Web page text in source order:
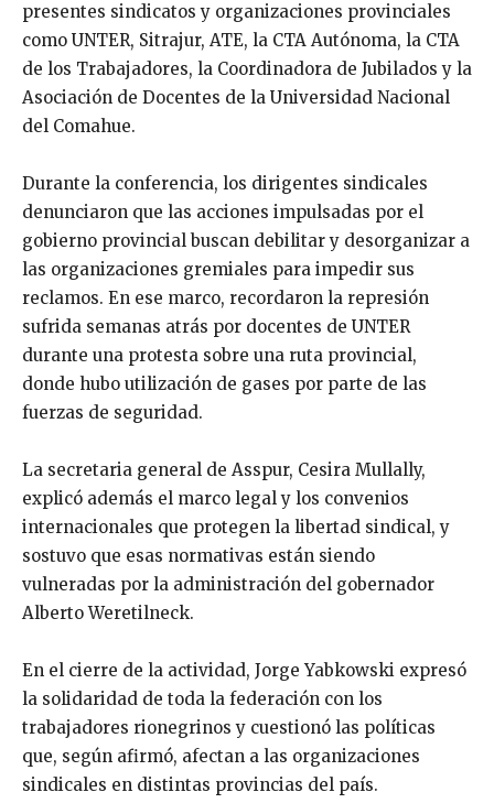
presentes sindicatos y organizaciones provinciales
como UNTER, Sitrajur, ATE, la CTA Autónoma, la CTA
de los Trabajadores, la Coordinadora de Jubilados y la
Asociación de Docentes de la Universidad Nacional
del Comahue.
Durante la conferencia, los dirigentes sindicales
denunciaron que las acciones impulsadas por el
gobierno provincial buscan debilitar y desorganizar a
las organizaciones gremiales para impedir sus
reclamos. En ese marco, recordaron la represión
sufrida semanas atrás por docentes de UNTER
durante una protesta sobre una ruta provincial,
donde hubo utilización de gases por parte de las
fuerzas de seguridad.
La secretaria general de Asspur, Cesira Mullally,
explicó además el marco legal y los convenios
internacionales que protegen la libertad sindical, y
sostuvo que esas normativas están siendo
vulneradas por la administración del gobernador
Alberto Weretilneck.
En el cierre de la actividad, Jorge Yabkowski expresó
la solidaridad de toda la federación con los
trabajadores rionegrinos y cuestionó las políticas
que, según afirmó, afectan a las organizaciones
sindicales en distintas provincias del país.